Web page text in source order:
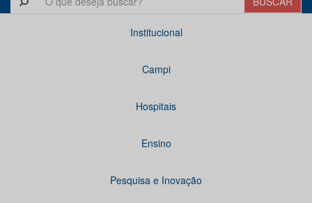
Institucional
Campi
Hospitais
Ensino
Pesquisa e Inovação